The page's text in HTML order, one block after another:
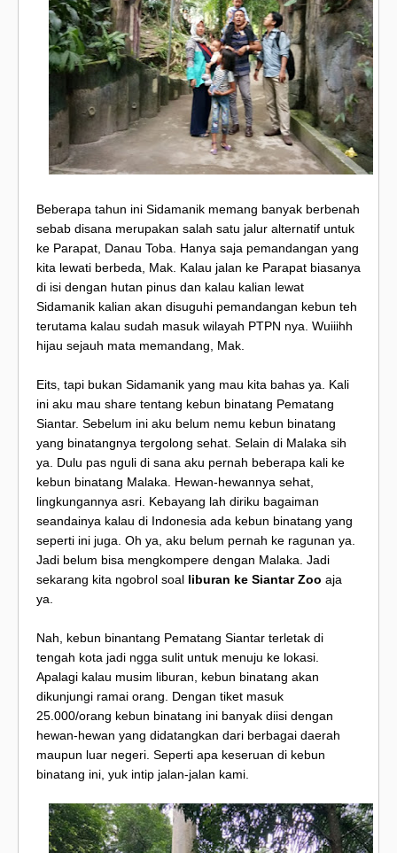
Beberapa tahun ini Sidamanik memang banyak berbenah
sebab disana merupakan salah satu jalur alternatif untuk
ke Parapat, Danau Toba. Hanya saja pemandangan yang
kita lewati berbeda, Mak. Kalau jalan ke Parapat biasanya
di isi dengan hutan pinus dan kalau kalian lewat
Sidamanik kalian akan disuguhi pemandangan kebun teh
terutama kalau sudah masuk wilayah PTPN nya. Wuiiihh
hijau sejauh mata memandang, Mak.
Eits, tapi bukan Sidamanik yang mau kita bahas ya. Kali
ini aku mau share tentang kebun binatang Pematang
Siantar. Sebelum ini aku belum nemu kebun binatang
yang binatangnya tergolong sehat. Selain di Malaka sih
ya. Dulu pas nguli di sana aku pernah beberapa kali ke
kebun binatang Malaka. Hewan-hewannya sehat,
lingkungannya asri. Kebayang lah diriku bagaiman
seandainya kalau di Indonesia ada kebun binatang yang
seperti ini juga. Oh ya, aku belum pernah ke ragunan ya.
Jadi belum bisa mengkompere dengan Malaka. Jadi
sekarang kita ngobrol soal liburan ke Siantar Zoo aja
ya.
Nah, kebun binantang Pematang Siantar terletak di
tengah kota jadi ngga sulit untuk menuju ke lokasi.
Apalagi kalau musim liburan, kebun binatang akan
dikunjungi ramai orang. Dengan tiket masuk
25.000/orang kebun binatang ini banyak diisi dengan
hewan-hewan yang didatangkan dari berbagai daerah
maupun luar negeri. Seperti apa keseruan di kebun
binatang ini, yuk intip jalan-jalan kami.